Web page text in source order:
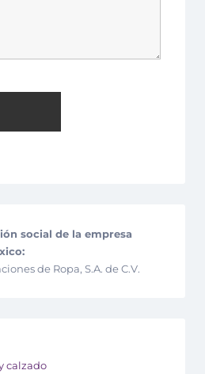
social de la empresa
de Ropa, S.A. de C.V.
calzado